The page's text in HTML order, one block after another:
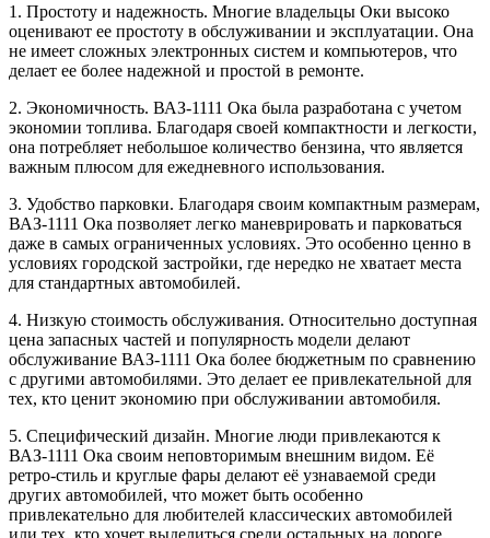
1. Простоту и надежность. Многие владельцы Оки высоко
оценивают ее простоту в обслуживании и эксплуатации. Она
не имеет сложных электронных систем и компьютеров, что
делает ее более надежной и простой в ремонте.
2. Экономичность. ВАЗ-1111 Ока была разработана с учетом
экономии топлива. Благодаря своей компактности и легкости,
она потребляет небольшое количество бензина, что является
важным плюсом для ежедневного использования.
3. Удобство парковки. Благодаря своим компактным размерам,
ВАЗ-1111 Ока позволяет легко маневрировать и парковаться
даже в самых ограниченных условиях. Это особенно ценно в
условиях городской застройки, где нередко не хватает места
для стандартных автомобилей.
4. Низкую стоимость обслуживания. Относительно доступная
цена запасных частей и популярность модели делают
обслуживание ВАЗ-1111 Ока более бюджетным по сравнению
с другими автомобилями. Это делает ее привлекательной для
тех, кто ценит экономию при обслуживании автомобиля.
5. Специфический дизайн. Многие люди привлекаются к
ВАЗ-1111 Ока своим неповторимым внешним видом. Её
ретро-стиль и круглые фары делают её узнаваемой среди
других автомобилей, что может быть особенно
привлекательно для любителей классических автомобилей
или тех, кто хочет выделиться среди остальных на дороге.